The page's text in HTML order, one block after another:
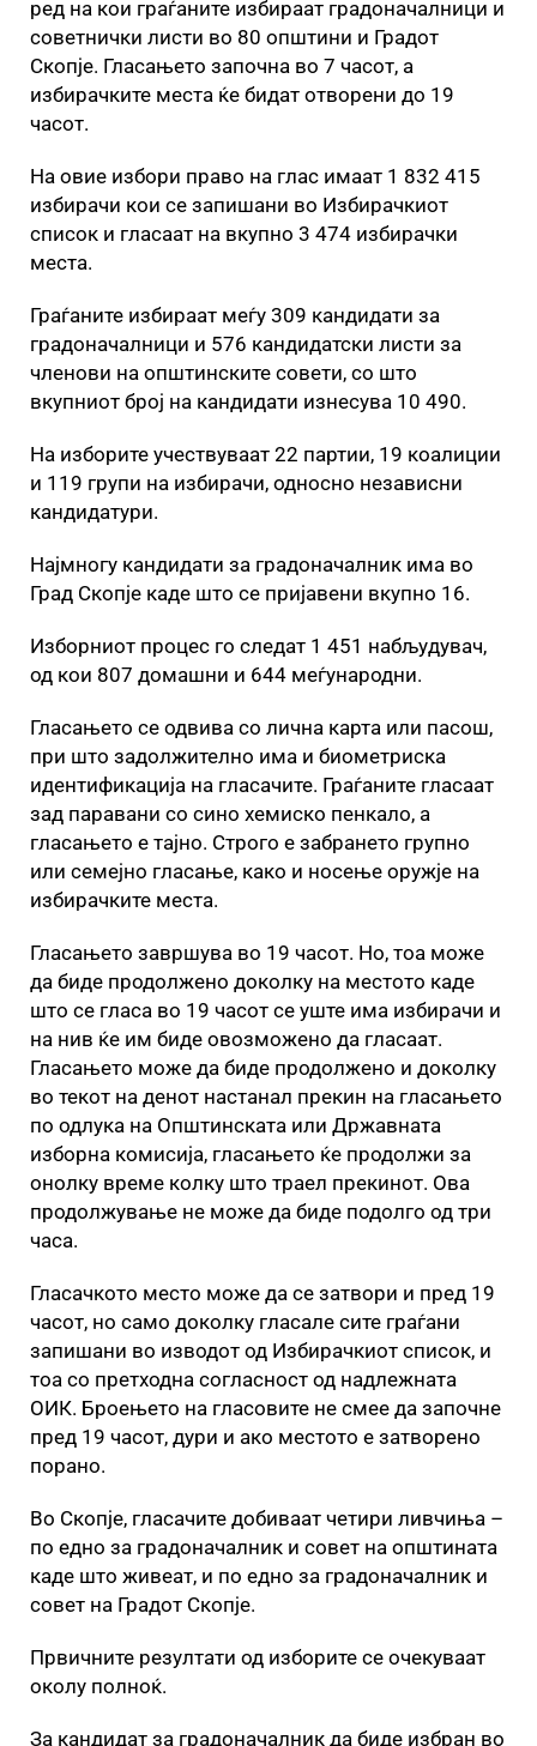
ред на кои граѓаните избираат градоначалници и
советнички листи во 80 општини и Градот
Скопје. Гласањето започна во 7 часот, а
избирачките места ќе бидат отворени до 19
часот.
На овие избори право на глас имаат 1 832 415
избирачи кои се запишани во Избирачкиот
список и гласаат на вкупно 3 474 избирачки
места.
Граѓаните избираат меѓу 309 кандидати за
градоначалници и 576 кандидатски листи за
членови на општинските совети, со што
вкупниот број на кандидати изнесува 10 490.
На изборите учествуваат 22 партии, 19 коалиции
и 119 групи на избирачи, односно независни
кандидатури.
Најмногу кандидати за градоначалник има во
Град Скопје каде што се пријавени вкупно 16.
Изборниот процес го следат 1 451 набљудувач,
од кои 807 домашни и 644 меѓународни.
Гласањето се одвива со лична карта или пасош,
при што задолжително има и биометриска
идентификација на гласачите. Граѓаните гласаат
зад паравани со сино хемиско пенкало, а
гласањето е тајно. Строго е забрането групно
или семејно гласање, како и носење оружје на
избирачките места.
Гласањето завршува во 19 часот. Но, тоа може
да биде продолжено доколку на местото каде
што се гласа во 19 часот се уште има избирачи и
на нив ќе им биде овозможено да гласаат.
Гласањето може да биде продолжено и доколку
во текот на денот настанал прекин на гласањето
по одлука на Општинската или Државната
изборна комисија, гласањето ќе продолжи за
онолку време колку што траел прекинот. Ова
продолжување не може да биде подолго од три
часа.
Гласачкото место може да се затвори и пред 19
часот, но само доколку гласале сите граѓани
запишани во изводот од Избирачкиот список, и
тоа со претходна согласност од надлежната
ОИК. Броењето на гласовите не смее да започне
пред 19 часот, дури и ако местото е затворено
порано.
Во Скопје, гласачите добиваат четири ливчиња –
по едно за градоначалник и совет на општината
каде што живеат, и по едно за градоначалник и
совет на Градот Скопје.
Првичните резултати од изборите се очекуваат
околу полноќ.
За кандидат за градоначалник да биде избран во